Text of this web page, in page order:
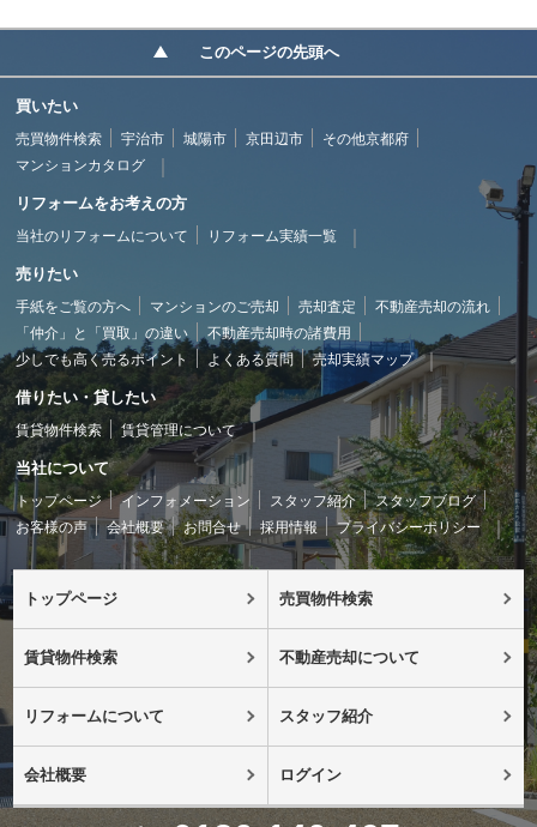
このページの先頭へ
買いたい
売買物件検索 宇治市 城陽市 京田辺市
その他京都府
マンションカタログ
リフォームをお考えの方
当社のリフォームについて リフォーム実績一覧
売りたい
手紙をご覧の方へ マンションのご売却 売却査定
不動産売却の流れ
「仲介」と「買取」の違い
不動産売却時の諸費用
少しでも高く売るポイント
よくある質問 売却実績マップ
借りたい・貸したい
賃貸物件検索 賃貸管理について
当社について
トップページ インフォメーション スタッフ紹介
スタッフブログ
お客様の声
会社概要 お問合せ 採用情報 プライバシーポリシー
トップページ 売買物件検索
賃貸物件検索 不動産売却について
リフォームについて スタッフ紹介
会社概要 ログイン